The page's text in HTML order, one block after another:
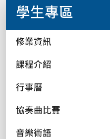
學生專區
修業資訊
課程介紹
行事曆
協奏曲比賽
音樂術語